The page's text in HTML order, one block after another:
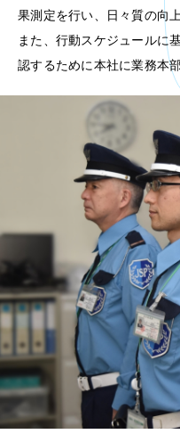
果測定を行い、日々質の向
また、行動スケジュールに
認するために本社に業務本